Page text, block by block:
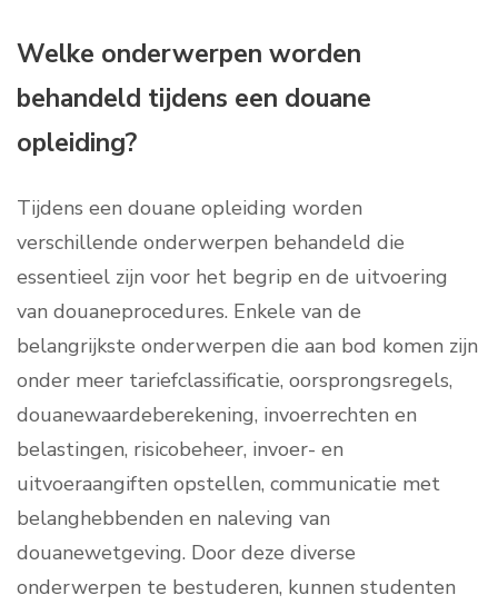
Welke onderwerpen worden
behandeld tijdens een douane
opleiding?
Tijdens een douane opleiding worden
verschillende onderwerpen behandeld die
essentieel zijn voor het begrip en de uitvoering
van douaneprocedures. Enkele van de
belangrijkste onderwerpen die aan bod komen zijn
onder meer tariefclassificatie, oorsprongsregels,
douanewaardeberekening, invoerrechten en
belastingen, risicobeheer, invoer- en
uitvoeraangiften opstellen, communicatie met
belanghebbenden en naleving van
douanewetgeving. Door deze diverse
onderwerpen te bestuderen, kunnen studenten